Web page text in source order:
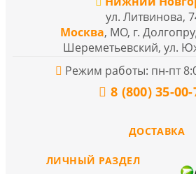
ул. Литвинова,
Москва, МО, г.
Шереметьевский, ул.
Режим работы: пн-пт
8 (800) 35-00-
ДОСТАВКА
ЛИЧНЫЙ РАЗДЕЛ